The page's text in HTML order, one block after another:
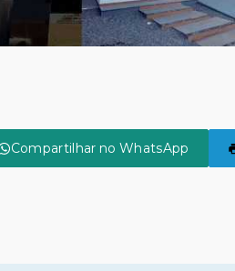
Compartilhar no WhatsApp